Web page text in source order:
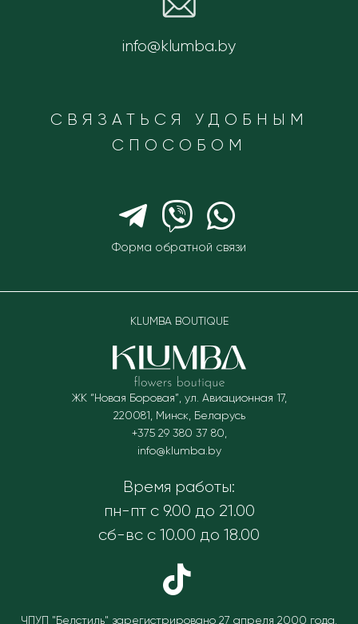
info@klumba.by
СВЯЗАТЬСЯ УДОБНЫМ
СПОСОБОМ
Форма обратной связи
KLUMBA BOUTIQUE
ЖК “Новая Боровая”, ул. Авиационная 17,
220081 Минск, Беларусь
+375 29 380 37 80
info@klumba.by
Время работы:
пн-пт с 9.00 до 21.00
сб-вс с 10.00 до 18.00
ЧПУП "Белстиль" зарегистрировано 27 апреля 2000 года.